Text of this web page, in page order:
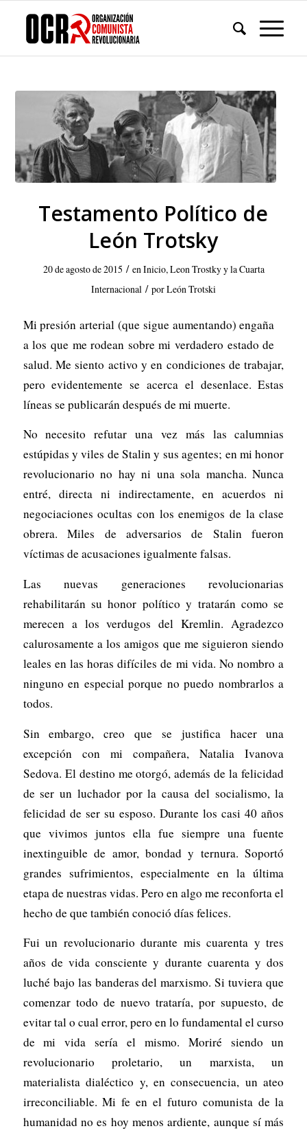
Testamento Político de
León Trotsky
20 de agosto de 2015 / enInicio,Leon Trostky y la Cuarta
Internacional / porLeón Trotski
Mi presión arterial (que sigue aumentando) engaña
a los que me rodean sobre mi verdadero estado de
salud. Me siento activo y en condiciones de trabajar,
pero evidentemente se acerca el desenlace. Estas
líneas se publicarán después de mi muerte.
No necesito refutar una vez más las calumnias
estúpidas y viles de Stalin y sus agentes; en mi honor
revolucionario no hay ni una sola mancha. Nunca
entré, directa ni indirectamente, en acuerdos ni
negociaciones ocultas con los enemigos de la clase
obrera. Miles de adversarios de Stalin fueron
víctimas de acusaciones igualmente falsas.
Las nuevas generaciones revolucionarias
rehabilitarán su honor político y tratarán como se
merecen a los verdugos del Kremlin. Agradezco
calurosamente a los amigos que me siguieron siendo
leales en las horas difíciles de mi vida. No nombro a
ninguno en especial porque no puedo nombrarlos a
todos.
Sin embargo, creo que se justifica hacer una
excepción con mi compañera, Natalia Ivanova
Sedova. El destino me otorgó, además de la felicidad
de ser un luchador por la causa del socialismo, la
felicidad de ser su esposo. Durante los casi 40 años
que vivimos juntos ella fue siempre una fuente
inextinguible de amor, bondad y ternura. Soportó
grandes sufrimientos, especialmente en la última
etapa de nuestras vidas. Pero en algo me reconforta el
hecho de que también conoció días felices.
Fui un revolucionario durante mis cuarenta y tres
años de vida consciente y durante cuarenta y dos
luché bajo las banderas del marxismo. Si tuviera que
comenzar todo de nuevo trataría, por supuesto, de
evitar tal o cual error, pero en lo fundamental el curso
de mi vida sería el mismo. Moriré siendo un
revolucionario proletario, un marxista, un
materialista dialéctico y, en consecuencia, un ateo
irreconciliable. Mi fe en el futuro comunista de la
humanidad no es hoy menos ardiente, aunque sí más